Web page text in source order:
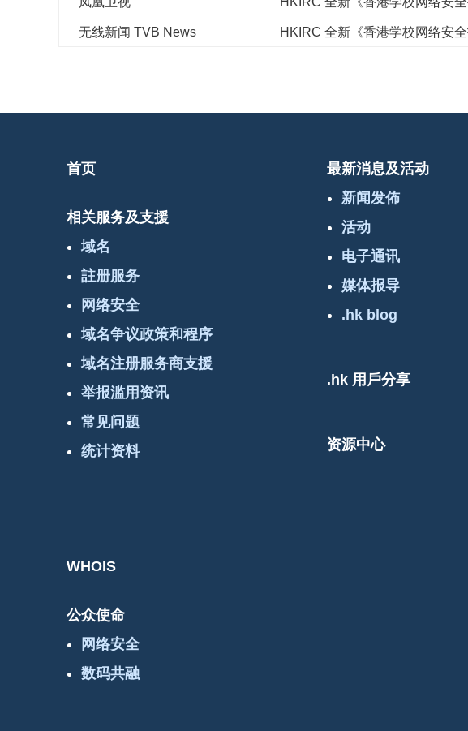
无线新闻 TVB News HKIRC 全新《香港学校网络安
首页
相关服务及支援
域名
註册服务
网络安全
域名争议政策和程序
域名注册服务商支援
举报滥用资讯
常见问题
统计资料
WHOIS
公众使命
网络安全
数码共融
最新消息及活动
新闻发佈
活动
电子通讯
媒体报导
.hk blog
.hk 用戶分享
资源中心